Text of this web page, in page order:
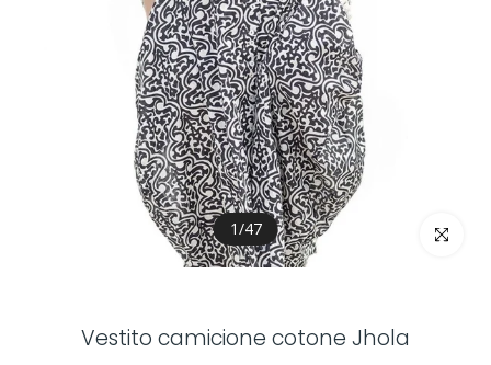
1/47 clicca per
Vestito camicione cotone Jhola